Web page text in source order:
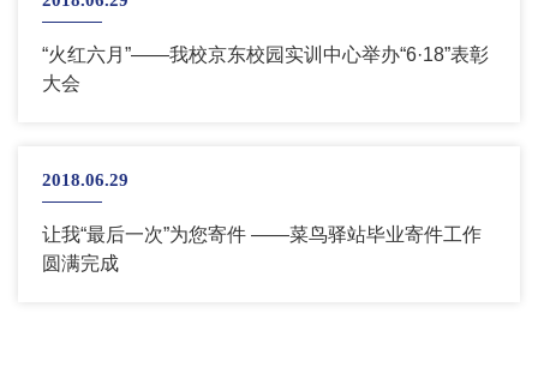
“火红六月”——我校京东校园实训中心举办“6·18”表彰
大会
2018.06.29
让我“最后一次”为您寄件 ——菜鸟驿站毕业寄件工作
圆满完成